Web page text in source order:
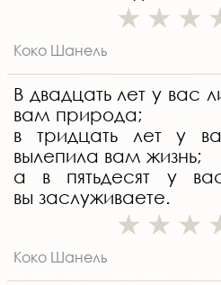
Коко Шанель
В двадцать лет у вас
вам природа;
в тридцать лет у
вылепила вам жизнь;
а в пятьдесят у
вы заслуживаете.
Коко Шанель